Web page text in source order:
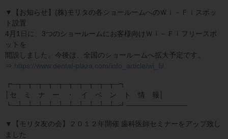
▼【お知らせ】(株)モリタの各ショールームへのＷｉ－Ｆｉスポッ
ト設置
4月1日に、3つのショールームにお客様向けＷｉ－Ｆｉフリースポ
ットを
開設しました。今後は、全国のショールームへ拡大予定です。
⇒ https://www.dental-plaza.com/info_article/wi_fi/
┏─┬─┬─┬─┬─┬─┬─┬─┬─┬─┬─┓
│セ ミ ナ ー ・ イ ベ ン ト 情 報│
┗─┴─┴─┴─┴─┴─┴─┴─┴─┴─┴─┛────────────
▼【モリタ友の会】２０１２年開催 歯科医師セミナーをアップ致し
ました